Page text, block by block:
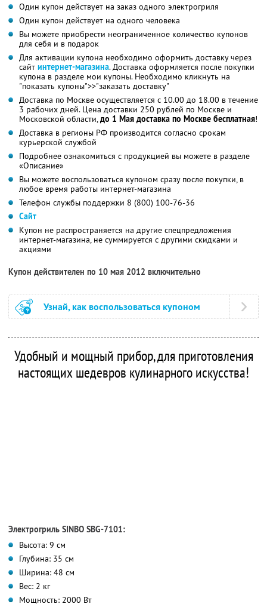
Один купон действует на заказ одного электрогриля
Один купон действует на одного человека
Вы можете приобрести неограниченное количество купонов
для себя и в подарок
Для активации купона необходимо оформить доставку через
сайт интернет-магазина. Доставка оформляется после покупки
купона в разделе мои купоны. Необходимо кликнуть на
"показать купоны">>"заказать доставку"
Доставка по Москве осуществляется с 10.00 до 18.00 в течение
3 рабочих дней. Цена доставки 250 рублей по Москве и
Московской области,до 1 Мая доставка по Москве бесплатная!
Доставка в регионы РФ производится согласно срокам
курьерской службой
Подробнее ознакомиться с продукцией вы можете в разделе
«Описание»
Вы можете воспользоваться купоном сразу после покупки, в
любое время работы интернет-магазина
Телефон службы поддержки 8 (800) 100-76-36
Сайт
Купон не распространяется на другие спецпредложения
интернет-магазина, не суммируется с другими скидками и
акциями
Купон действителен по 10 мая 2012 включительно
Узнай, как воспользоваться купоном
Удобный и мощный прибор, для приготовления
настоящих шедевров кулинарного искусства!
Электрогриль SINBO SBG-7101:
Высота: 9 см
Глубина: 35 см
Ширина: 48 см
Вес: 2 кг
Мощность: 2000 Вт